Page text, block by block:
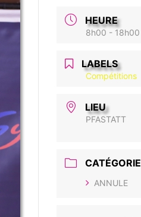
HEURE
8h00 - 18h00
LABELS
Compétitions
LIEU
PFASTATT
CATÉGORIE
ANNULE